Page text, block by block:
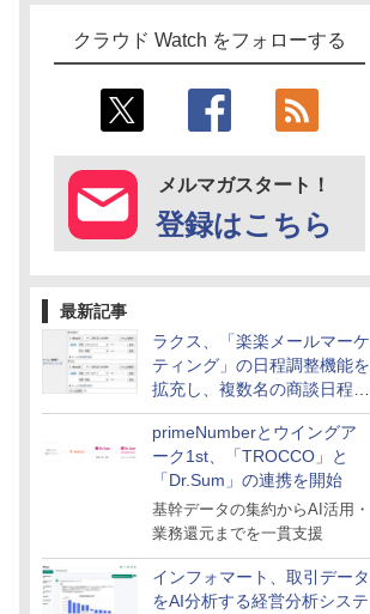
クラウド Watch をフォローする
メルマガスタート！
登録はこちら
最新記事
ラクス、「楽楽メールマーケ
ティング」の日程調整機能を
拡充し、複数名の商談日程調
整を効率化
primeNumberとウイングア
ーク1st、「TROCCO」と
「Dr.Sum」の連携を開始
基幹データの集約からAI活用・
業務還元までを一貫支援
インフォマート、取引データ
をAI分析する経営分析システ